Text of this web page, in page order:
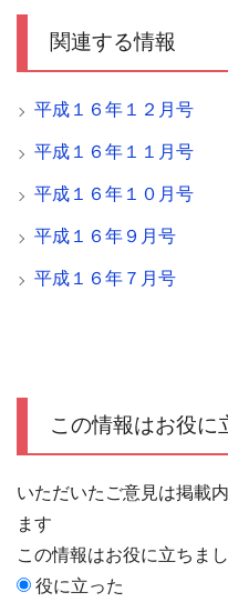
関連する情報
平成１６年１２月号
平成１６年１１月号
平成１６年１０月号
平成１６年９月号
平成１６年７月号
この情報はお役に
いただいたご意見は掲載
ます
この情報はお役に立ちま
役に立った